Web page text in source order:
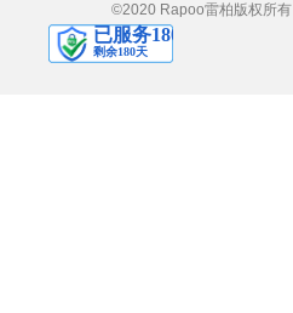
©2020 Rapoo雷柏版权所有